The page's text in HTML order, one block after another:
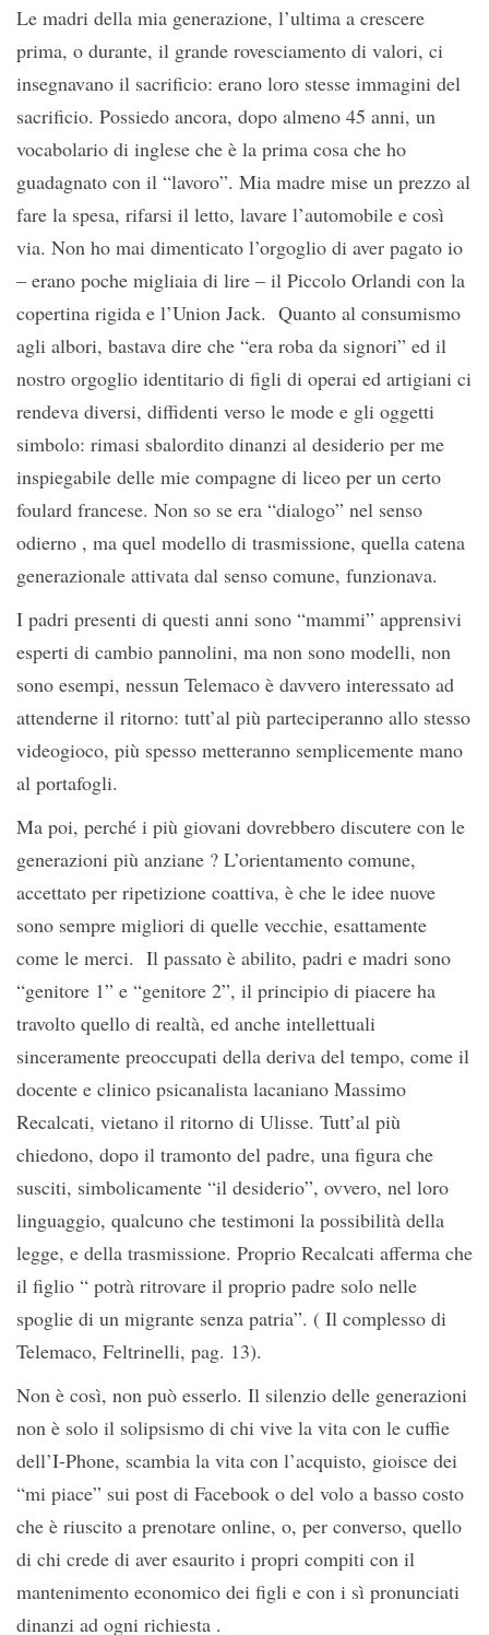
Le madri della mia generazione, l’ultima a crescere
prima, o durante, il grande rovesciamento di valori, ci
insegnavano il sacrificio: erano loro stesse immagini del
sacrificio. Possiedo ancora, dopo almeno 45 anni, un
vocabolario di inglese che è la prima cosa che ho
guadagnato con il “lavoro”. Mia madre mise un prezzo al
fare la spesa, rifarsi il letto, lavare l’automobile e così
via. Non ho mai dimenticato l’orgoglio di aver pagato io
– erano poche migliaia di lire – il Piccolo Orlandi con la
copertina rigida e l’Union Jack. Quanto al consumismo
agli albori, bastava dire che “era roba da signori” ed il
nostro orgoglio identitario di figli di operai ed artigiani ci
rendeva diversi, diffidenti verso le mode e gli oggetti
simbolo: rimasi sbalordito dinanzi al desiderio per me
inspiegabile delle mie compagne di liceo per un certo
foulard francese. Non so se era “dialogo” nel senso
odierno , ma quel modello di trasmissione, quella catena
generazionale attivata dal senso comune, funzionava.
I padri presenti di questi anni sono “mammi” apprensivi
esperti di cambio pannolini, ma non sono modelli, non
sono esempi, nessun Telemaco è davvero interessato ad
attenderne il ritorno: tutt’al più parteciperanno allo stesso
videogioco, più spesso metteranno semplicemente mano
al portafogli.
Ma poi, perché i più giovani dovrebbero discutere con le
generazioni più anziane ? L’orientamento comune,
accettato per ripetizione coattiva, è che le idee nuove
sono sempre migliori di quelle vecchie, esattamente
come le merci. Il passato è abilito, padri e madri sono
“genitore 1” e “genitore 2”, il principio di piacere ha
travolto quello di realtà, ed anche intellettuali
sinceramente preoccupati della deriva del tempo, come il
docente e clinico psicanalista lacaniano Massimo
Recalcati, vietano il ritorno di Ulisse. Tutt’al più
chiedono, dopo il tramonto del padre, una figura che
susciti, simbolicamente “il desiderio”, ovvero, nel loro
linguaggio, qualcuno che testimoni la possibilità della
legge, e della trasmissione. Proprio Recalcati afferma che
il figlio “ potrà ritrovare il proprio padre solo nelle
spoglie di un migrante senza patria”. ( Il complesso di
Telemaco, Feltrinelli, pag. 13).
Non è così, non può esserlo. Il silenzio delle generazioni
non è solo il solipsismo di chi vive la vita con le cuffie
dell’I-Phone, scambia la vita con l’acquisto, gioisce dei
“mi piace” sui post di Facebook o del volo a basso costo
che è riuscito a prenotare online, o, per converso, quello
di chi crede di aver esaurito i propri compiti con il
mantenimento economico dei figli e con i sì pronunciati
dinanzi ad ogni richiesta .